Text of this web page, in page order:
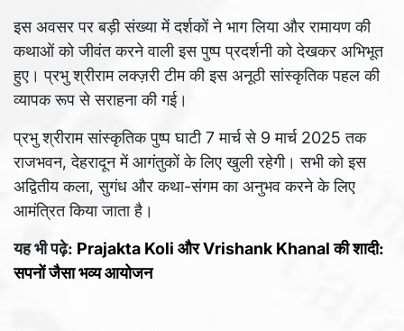
इस अवसर पर बड़ी संख्या में दर्शकों ने भाग लिया और रामायण की
कथाओं को जीवंत करने वाली इस पुष्प प्रदर्शनी को देखकर अभिभूत
हुए। प्रभु श्रीराम लक्ज़री टीम की इस अनूठी सांस्कृतिक पहल की
व्यापक रूप से सराहना की गई।
प्रभु श्रीराम सांस्कृतिक पुष्प घाटी 7 मार्च से 9 मार्च 2025 तक
राजभवन, देहरादून में आगंतुकों के लिए खुली रहेगी। सभी को इस
अद्वितीय कला, सुगंध और कथा-संगम का अनुभव करने के लिए
आमंत्रित किया जाता है।
यह भी पढ़े: Prajakta Koli और Vrishank Khanal की शादी:
सपनों जैसा भव्य आयोजन